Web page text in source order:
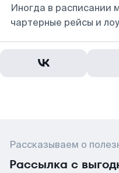
Иногда в расписании
чартерные рейсы и
Рассказываем о
Рассылка с